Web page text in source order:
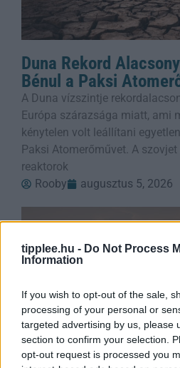
tipplee.hu - Do Not Process
Information
If you wish to opt-out of the sale,
processing of your personal or
targeted advertising by us, please
section to confirm your selection.
opt-out request is processed you
Duna Rekord
Bénul a Paksi
A Duna vízszintje
Európa szárazsága miatt, ami
kénytelen volt leállítani
Paksi Atomerőművet. A
reaktorok
Rooby
augusztus 5, 2026